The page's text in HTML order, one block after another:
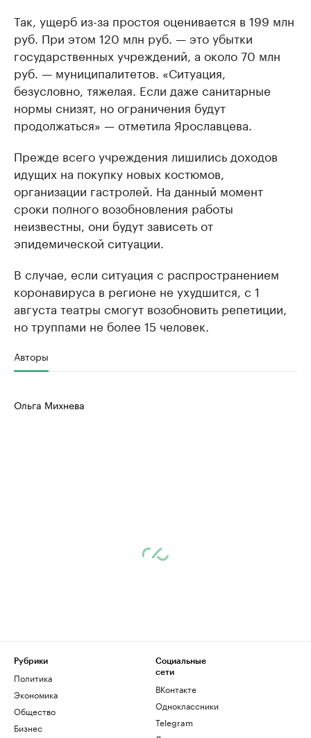
Так, ущерб из-за простоя оценивается в 199 млн
руб. При этом 120 млн руб. — это убытки
государственных учреждений, а около 70 млн
руб. — муниципалитетов. «Ситуация,
безусловно, тяжелая. Если даже санитарные
нормы снизят, но ограничения будут
продолжаться» — отметила Ярославцева.
Прежде всего учреждения лишились доходов
идущих на покупку новых костюмов,
организации гастролей. На данный момент
сроки полного возобновления работы
неизвестны, они будут зависеть от
эпидемической ситуации.
В случае, если ситуация с распространением
коронавируса в регионе не ухудшится, с 1
августа театры смогут возобновить репетиции,
но труппами не более 15 человек.
Авторы
Ольга Михнева
Рубрики
Политика
Экономика
Общество
Бизнес
Социальные
сети
ВКонтакте
Одноклассники
Telegram